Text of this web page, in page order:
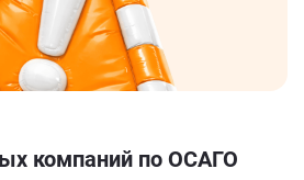
компаний по ОСАГО